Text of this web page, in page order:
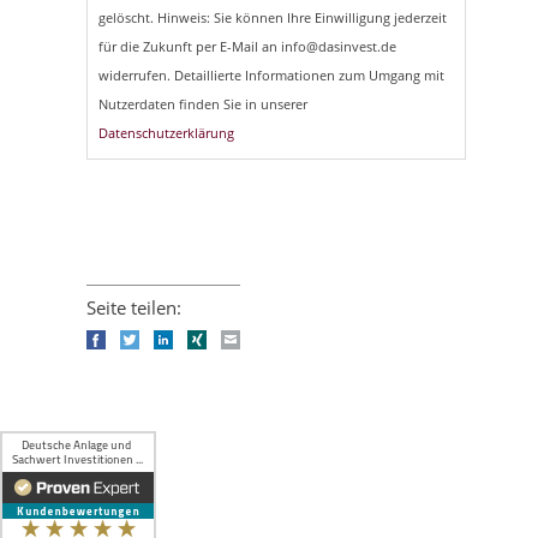
gelöscht. Hinweis: Sie können Ihre Einwilligung jederzeit
für die Zukunft per E-Mail an info@dasinvest.de
widerrufen. Detaillierte Informationen zum Umgang mit
Nutzerdaten finden Sie in unserer
Datenschutzerklärung
Seite teilen:
FacebookTwitterLinkedIn
Xing